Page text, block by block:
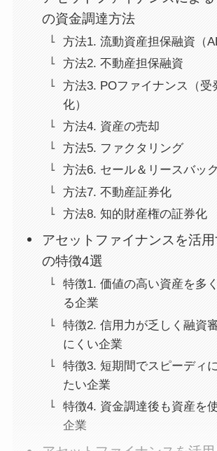
の資金調達方法
方法1. 流動資産担保融資（
方法2. 不動産担保融資
方法3. POファイナンス（受
化）
方法4. 資産の売却
方法5. ファクタリング
方法6. セール＆リースバック
方法7. 不動産証券化
方法8. 知的財産権の証券化
アセットファイナンスを活
の特徴4選
特徴1. 価値の高い資産を多
る企業
特徴2. 信用力が乏しく融資
にくい企業
特徴3. 短期間でスピーディ
たい企業
特徴4. 資金調達後も資産を
企業